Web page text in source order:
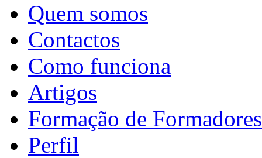
Quem somos
Contactos
Como funciona
Artigos
Formação de Formadores
Perfil